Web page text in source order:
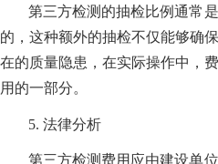
第三方检测的抽检比例通常
的，这种额外的抽检不仅能够确
在的质量隐患，在实际操作中，
用的一部分。
5. 法律分析
第三方检测费用应由建设单